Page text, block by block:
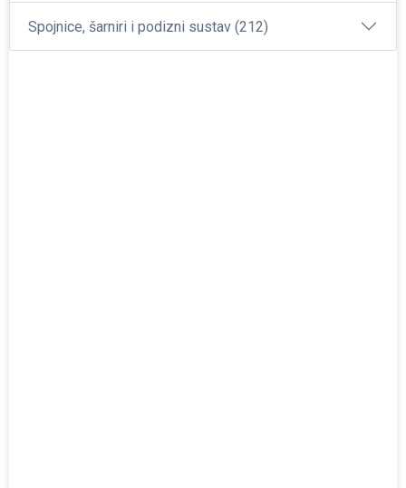
Spojnice, šarniri i podizni sustav (212)